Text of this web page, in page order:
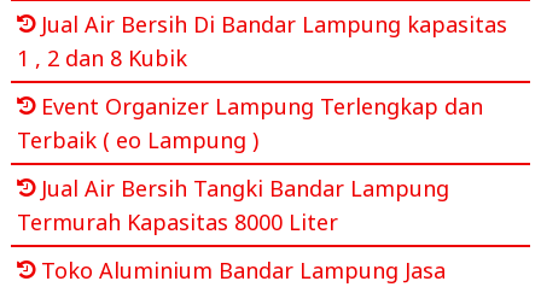
Jual Air Bersih Di Bandar Lampung kapasitas
1 , 2 dan 8 Kubik
Event Organizer Lampung Terlengkap dan
Terbaik ( eo Lampung )
Jual Air Bersih Tangki Bandar Lampung
Termurah Kapasitas 8000 Liter
Toko Aluminium Bandar Lampung Jasa